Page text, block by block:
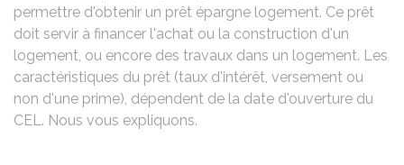
permettre d'obtenir un prêt épargne logement. Ce prêt
doit servir à financer l'achat ou la construction d'un
logement, ou encore des travaux dans un logement. Les
caractéristiques du prêt (taux d'intérêt, versement ou
non d'une prime), dépendent de la date d'ouverture du
CEL. Nous vous expliquons.